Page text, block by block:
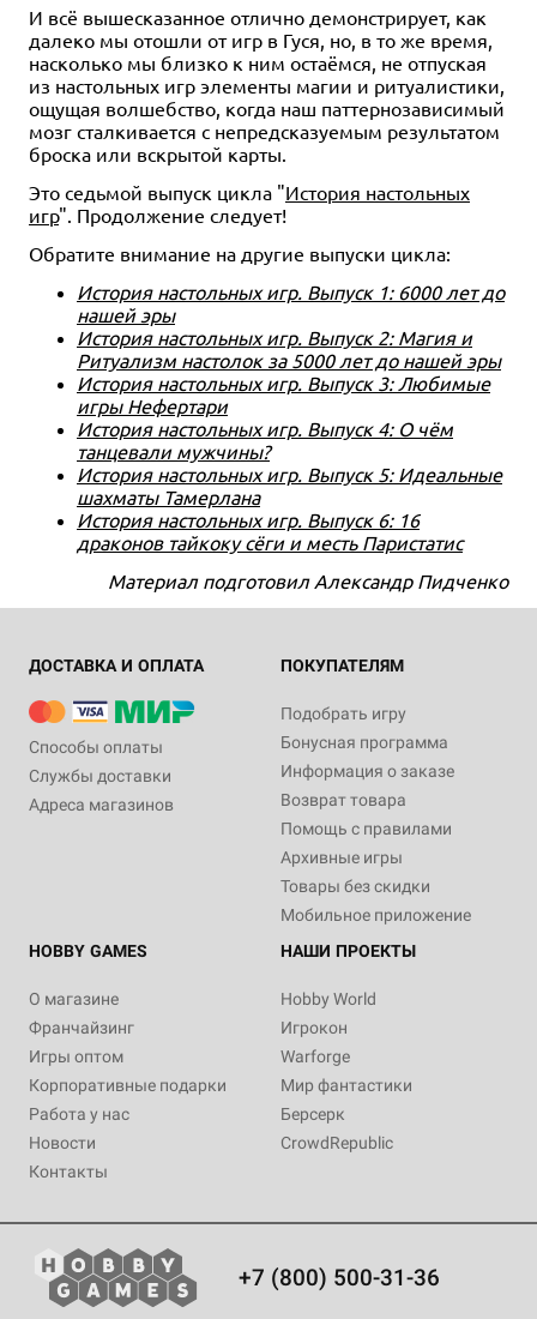
И всё вышесказанное отлично демонстрирует, как
далеко мы отошли от игр в Гуся, но, в то же время,
насколько мы близко к ним остаёмся, не отпуская
из настольных игр элементы магии и ритуалистики,
ощущая волшебство, когда наш паттернозависимый
мозг сталкивается с непредсказуемым результатом
броска или вскрытой карты.
Это седьмой выпуск цикла "История настольных
игр". Продолжение следует!
Обратите внимание на другие выпуски цикла:
История настольных игр. Выпуск 1: 6000 лет до
нашей эры
История настольных игр. Выпуск 2: Магия и
Ритуализм настолок за 5000 лет до нашей эры
История настольных игр. Выпуск 3: Любимые
игры Нефертари
История настольных игр. Выпуск 4: О чём
танцевали мужчины?
История настольных игр. Выпуск 5: Идеальные
шахматы Тамерлана
История настольных игр. Выпуск 6: 16
драконов тайкоку сёги и месть Паристатис
Материал подготовил Александр Пидченко
ДОСТАВКА И ОПЛАТА
Способы оплаты
Службы доставки
Адреса магазинов
ПОКУПАТЕЛЯМ
Подобрать игру
Бонусная программа
Информация о заказе
Возврат товара
Помощь с правилами
Архивные игры
Товары без скидки
Мобильное приложение
HOBBY GAMES
О магазине
Франчайзинг
Игры оптом
Корпоративные подарки
Работа у нас
Новости
Контакты
НАШИ ПРОЕКТЫ
Hobby World
Игрокон
Warforge
Мир фантастики
Берсерк
CrowdRepublic
+7 (800) 500-31-36